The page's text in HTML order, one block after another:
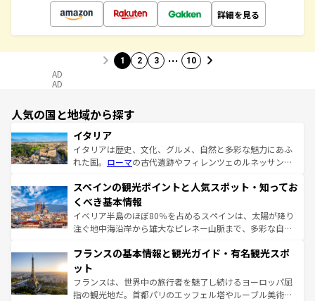
詳細を見る
1 2 3 … 10
AD
AD
人気の国と地域から探す
イタリア
イタリアは歴史、文化、グルメ、自然と多彩な魅力にあふ
れた国。 ローマの古代遺跡やフィレンツェのルネッサンス
ろん、トスカーナの美しい田園風景やアマルフィ海岸の絶
景など、自然景観も見逃せない。観光の合間には、本場の
ピザやパスタなど、絶品のイタリア料理を堪能することも
できる。朝目覚めてから夜眠るまで、すべての瞬間を楽し
なお、新着のイタリア情報はコンテンツ一覧を参照してほ
しい。
スペインの観光ポイントと人気スポット・知ってお
くべき基本情報
イベリア半島のほぼ80％を占めるスペインは、太陽が降り
注ぐ地中海沿岸から雄大なピレネー山脈まで、多彩な自然
文化が根付くこの国では、情熱的なフラメンコ、熱気あふ
れる闘牛、そして美味しいタパスが生活の一部となってい
る。首都マドリードの洗練された雰囲気や、バルセロナの
アートに溢れた街角から、地方では古代ローマ遺跡や中世
フランスの基本情報と観光ガイド・有名観光スポ
ット
フランスは、世界中の旅行者を魅了し続けるヨーロッパ屈
指の観光地だ。首都パリのエッフェル塔やルーブル美術館